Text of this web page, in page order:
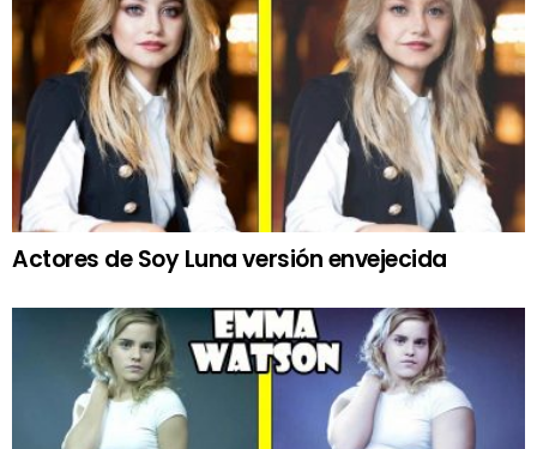
Actores de Soy Luna versión envejecida